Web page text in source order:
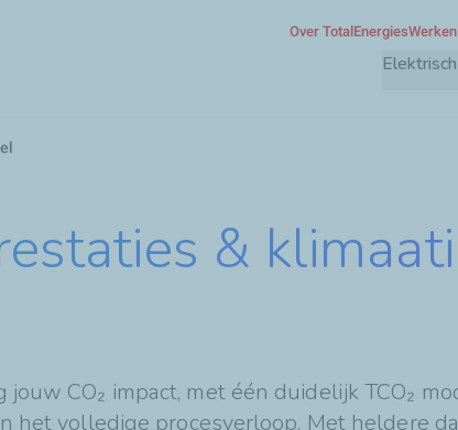
OverslaanOver TotalEnergies
&
CO₂ impact, met één duidelijk TCO₂
het volledige procesverloop. Met heldere